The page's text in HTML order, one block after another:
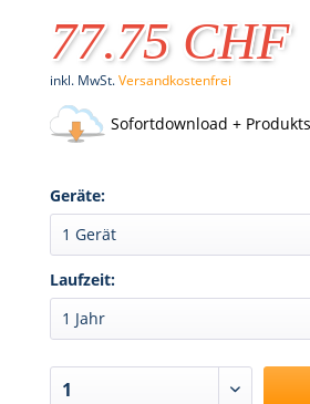
77.75 CHF
inkl. MwSt.Versandkostenfrei
Sofortdownload +
Geräte:
Laufzeit: